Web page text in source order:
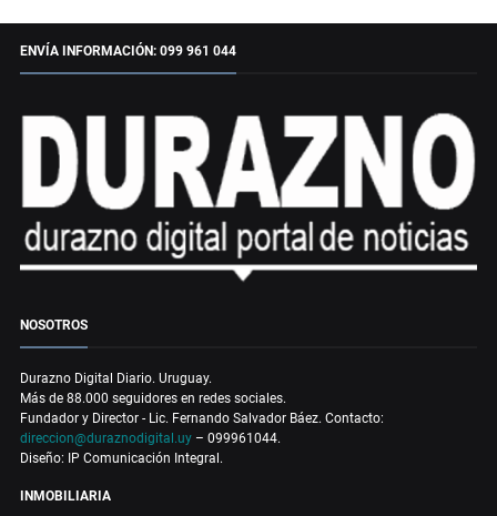
ENVÍA INFORMACIÓN: 099 961 044
NOSOTROS
Durazno Digital Diario. Uruguay.
Más de 88.000 seguidores en redes sociales.
Fundador y Director - Lic. Fernando Salvador Báez. Contacto:
direccion@duraznodigital.uy – 099961044.
Diseño: IP Comunicación Integral.
INMOBILIARIA